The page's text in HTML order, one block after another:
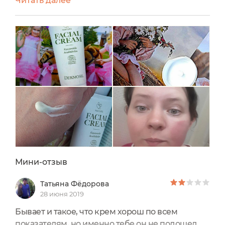
собиралась приобретать (а точнее выбирать в
качестве приза), так как в составе крема
имеется кокосовое масло, известное своей
комедогенностью. Но! Не все же брать себе,
порой нужно обязательно делать подарки
близким, в моем случае маме....
Мини-отзыв
Татьяна Фёдорова
28 июня 2019
Бывает и такое, что крем хорош по всем